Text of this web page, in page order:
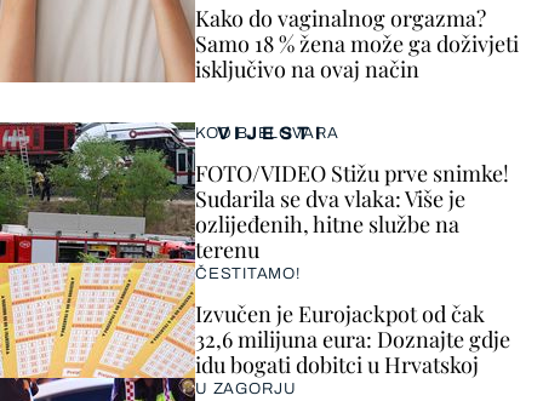
VIJESTI
KOD BJELOVARA
FOTO/VIDEO Stižu prve snimke!
Sudarila se dva vlaka: Više je
ozlijeđenih, hitne službe na
terenu
ČESTITAMO!
Izvučen je Eurojackpot od čak
32,6 milijuna eura: Doznajte gdje
idu bogati dobitci u Hrvatskoj
U ZAGORJU
Kako do vaginalnog orgazma?
Samo 18 % žena može ga doživjeti
isključivo na ovaj način